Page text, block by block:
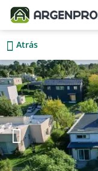
Atrás